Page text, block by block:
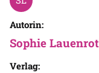
Autorin:
Sophie
Verlag: